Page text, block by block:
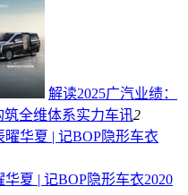
解读2025广汽业绩：
全维体系实力车讯2
夏 | 记BOP隐形车衣2020